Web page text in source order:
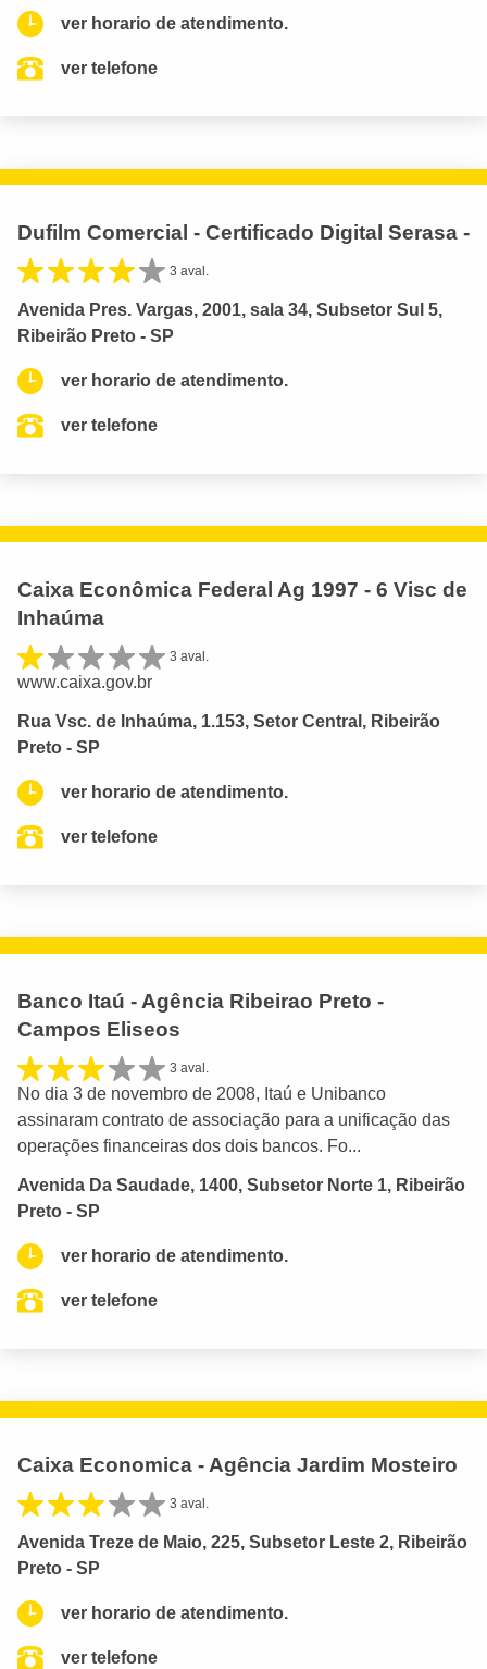
ver horario de atendimento.
ver telefone
Dufilm Comercial - Certificado Digital Serasa -
3 aval.
Avenida Pres. Vargas, 2001, sala 34, Subsetor Sul 5,
Ribeirão Preto - SP
ver horario de atendimento.
ver telefone
Caixa Econômica Federal Ag 1997 - 6 Visc de
Inhaúma
3 aval.
www.caixa.gov.br
Rua Vsc. de Inhaúma, 1.153, Setor Central, Ribeirão
Preto - SP
ver horario de atendimento.
ver telefone
Banco Itaú - Agência Ribeirao Preto -
Campos Eliseos
3 aval.
No dia 3 de novembro de 2008, Itaú e Unibanco
assinaram contrato de associação para a unificação das
operações financeiras dos dois bancos. Fo...
Avenida Da Saudade, 1400, Subsetor Norte 1, Ribeirão
Preto - SP
ver horario de atendimento.
ver telefone
Caixa Economica - Agência Jardim Mosteiro
3 aval.
Avenida Treze de Maio, 225, Subsetor Leste 2, Ribeirão
Preto - SP
ver horario de atendimento.
ver telefone